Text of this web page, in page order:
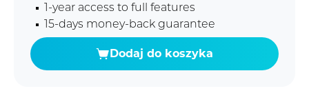
1-year access to full features
15-days money-back guarantee
Dodaj do koszyka